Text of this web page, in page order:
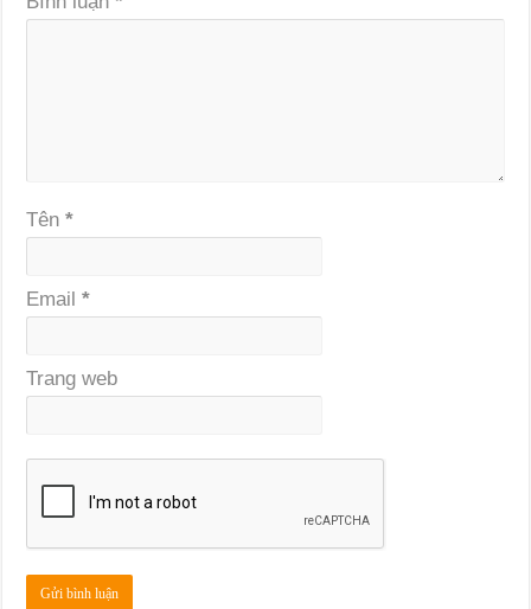
Tên*
Email*
Trang web